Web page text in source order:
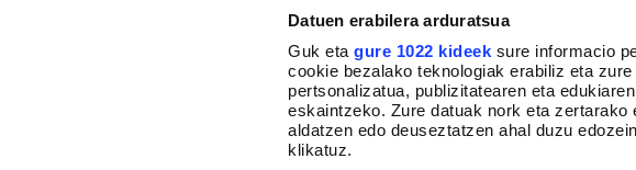
Datuen erabilera arduratsua
Guk etagure 1022 kideek sure informacio
cookie bezalako teknologiak erabiliz eta
pertsonalizatua, publizitatearen eta
eskaintzeko. Zure datuak nork eta
aldatzen edo deuseztatzen ahal duzu
klikatuz.